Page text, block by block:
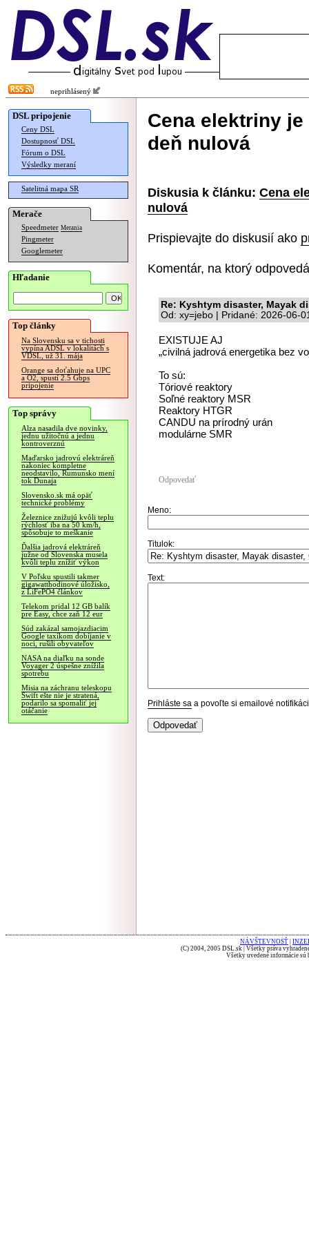
neprihlásený
DSL pripojenie
Ceny DSL
Dostupnosť DSL
Fórum o DSL
Výsledky meraní
Satelitná mapa SR
Merače
Speedmeter Merania
Pingmeter
Googlemeter
Hľadanie
Top články
Na Slovensku sa v tichosti
vypína ADSL v lokalitách s
VDSL, už 31. mája
Orange sa doťahuje na UPC
a O2, spustí 2.5 Gbps
pripojenie
Top správy
Alza nasadila dve novinky,
jednu užitočnú a jednu
kontroverznú
Maďarsko jadrovú elektráreň
nakoniec kompletne
neodstavilo, Rumunsko mení
tok Dunaja
Slovensko.sk má opäť
technické problémy
Železnice znižujú kvôli teplu
rýchlosť iba na 50 km/h,
spôsobuje to meškanie
Ďalšia jadrová elektráreň
južne od Slovenska musela
kvôli teplu znížiť výkon
V Poľsku spustili takmer
gigawatthodinové úložisko,
z LiFePO4 článkov
Telekom pridal 12 GB balík
pre Easy, chce zaň 12 eur
Súd zakázal samojazdiacim
Google taxíkom dobíjanie v
noci, rušili obyvateľov
NASA na diaľku na sonde
Voyager 2 úspešne znížila
spotrebu
Misia na záchranu teleskopu
Swift ešte nie je stratená,
podarilo sa spomaliť jej
otáčanie
Cena elektriny
deň nulová
Diskusia k článku: Cena
nulová
Prispievajte do diskusií ako
Komentár, na ktorý
Re: Kyshtym disaster, Mayak
Od: xy=jebo | Pridané: 2026-06-
EXISTUJE AJ
„civilná jadrová energetika bez
To sú:
Tóriové reaktory
Soľné reaktory MSR
Reaktory HTGR
CANDU na prírodný urán
modulárne SMR
Odpovedať
Meno:
Titulok:
Text:
Prihláste sa a povoľte si emailové
NÁVŠTEVNOSŤ
(C) 2004, 2005 DSL.sk | Všetky práva
Všetky uvedené informácie sú